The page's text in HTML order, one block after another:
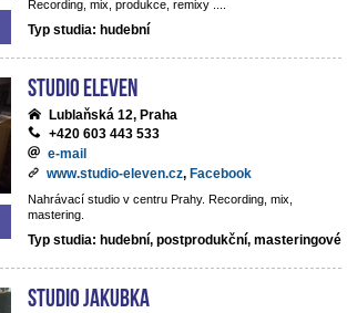
Recording, mix, produkce, remixy ....
Typ studia: hudební
Studio Eleven
Lublaňská 12, Praha
+420 603 443 533
e-mail
www.studio-eleven.cz, Facebook
Nahrávací studio v centru Prahy. Recording, mix,
mastering.
Typ studia: hudební, postprodukční, masteringové
Studio Jakubka